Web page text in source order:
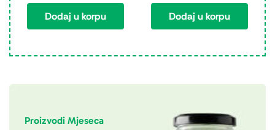
Dodaj u korpu Dodaj u korpu
Proizvodi Mjeseca